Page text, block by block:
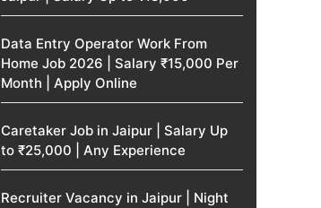
Data Entry Operator Work From
Home Job 2026 | Salary ₹15,000 Per
Month | Apply Online
Caretaker Job in Jaipur | Salary Up
to ₹25,000 | Any Experience
Recruiter Vacancy in Jaipur | Night